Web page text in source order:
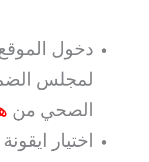
دخول
لمجلس
الصحي من
اختيار